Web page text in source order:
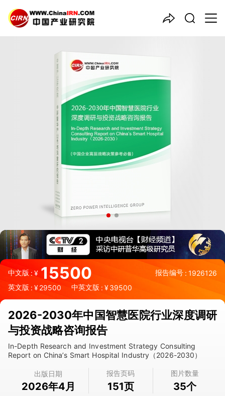
中文版:¥ 15500 报告编号 : 1926126
英文版 : ¥29500 中英文版 : ¥39500
2026-2030年中国智慧医院行业深度调研
与投资战略咨询报告
In-Depth Research and Investment Strategy Consulting
Report on China’s Smart Hospital Industry（2026-2030）
出版日期
2026年4月
报告页码
151页
图片数量
35个
中国产业咨询领导者
2026-2030年中国
行业深度调研与投资战略咨询
报告
品质保障，一年免费更新维护
出版日期：2026年4月
《2026-2030年中国智慧医院行业深度调研与投资战略咨询报
告》由中研普华智慧医院行业分析专家领衔撰写，主要分析了智慧
医院行业的市场规模、发展现状与投资前景，同时对智慧医院行业
的未来发展做出科学的趋势预测和专业的智慧医院行业数据分析，
帮助客户评估智慧医院行业投资价值。
27年研究经验，深度洞察行业驱动力
多元化、高学历的实战型精英团队